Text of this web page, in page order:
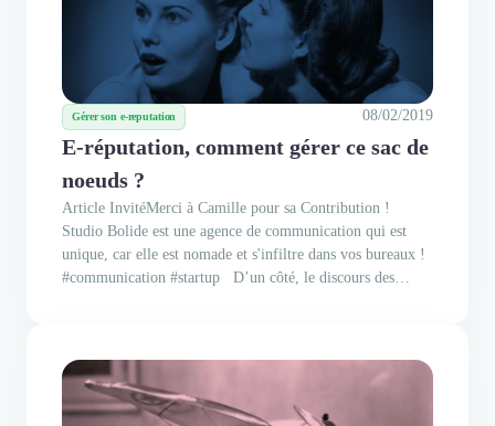
Gérer son e-reputation 08/02/2019
E-réputation, comment gérer ce sac de
noeuds ?
Article InvitéMerci à Camille pour sa Contribution !
Studio Bolide est une agence de communication qui est
unique, car elle est nomade et s'infiltre dans vos bureaux !
#communication #startup D’un côté, le discours des